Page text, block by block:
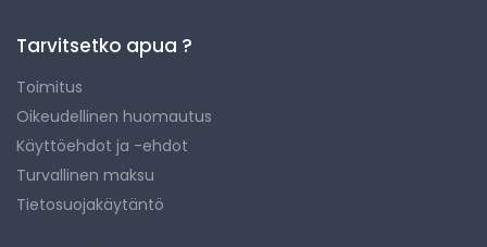
Tarvitsetko apua ?
Toimitus
Oikeudellinen huomautus
Käyttöehdot ja -ehdot
Turvallinen maksu
Tietosuojakäytäntö